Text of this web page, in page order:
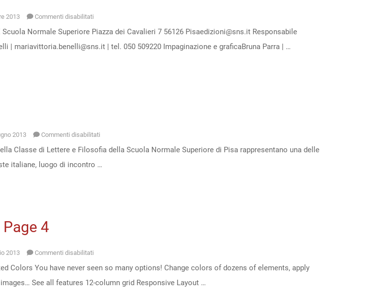
2013 Commenti disabilitati
Contatti
Scuola Normale Superiore Piazza dei Cavalieri 7 56126 Pisaedizioni@sns.it Responsabile
| mariavittoria.benelli@sns.it | tel. 050 509220 Impaginazione e graficaBruna Parra | …
2013 Commenti disabilitati
Annali
Classe di Lettere e Filosofia della Scuola Normale Superiore di Pisa rappresentano una delle
italiane, luogo di incontro …
Page 4
2013 Commenti disabilitati
ULTIMO
Home
Colors You have never seen so many options! Change colors of dozens of elements, apply
See all features 12-column grid Responsive Layout …